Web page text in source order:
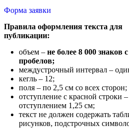
Форма заявки
Правила оформления текста для
публикации:
объем – не более 8 000 знаков
пробелов;
междустрочный интервал –
кегль – 12;
поля – по 2,5 см со всех сторон;
отступление с красной строки –
отступлением 1,25 см;
текст не должен содержать
рисунков, подстрочных